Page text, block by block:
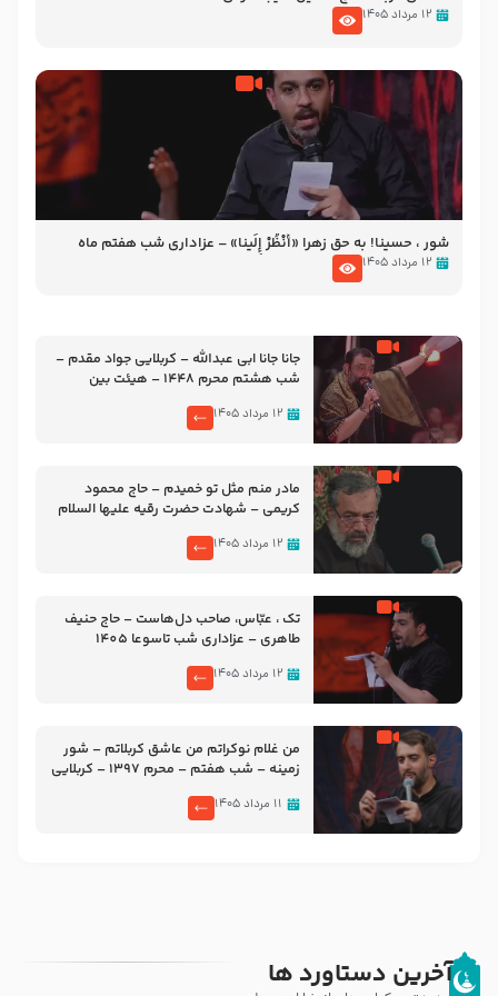
۱۲ مرداد ۱۴۰۵
شور ، حسینا! به‌ حق زهرا «أُنْظُرْ إِلَینا» – عزاداری شب هفتم ماه
محرّم 1405
۱۲ مرداد ۱۴۰۵
جانا جانا ابی عبدالله – کربلایی جواد مقدم –
شب هشتم محرم 1448 – هیئت بین
۱۲ مرداد ۱۴۰۵
مادر منم مثل تو خمیدم – حاج محمود
کریمی – شهادت حضرت رقیه علیها السلام
۱۲ مرداد ۱۴۰۵
تک ، عبّاس، صاحب دل‌هاست – حاج حنیف
طاهری – عزاداری شب تاسوعا 1405
۱۲ مرداد ۱۴۰۵
من غلام نوکراتم من عاشق کربلاتم – شور
زمینه – شب هفتم – محرم 1397 – کربلایی
۱۱ مرداد ۱۴۰۵
آخرین دستاورد ها